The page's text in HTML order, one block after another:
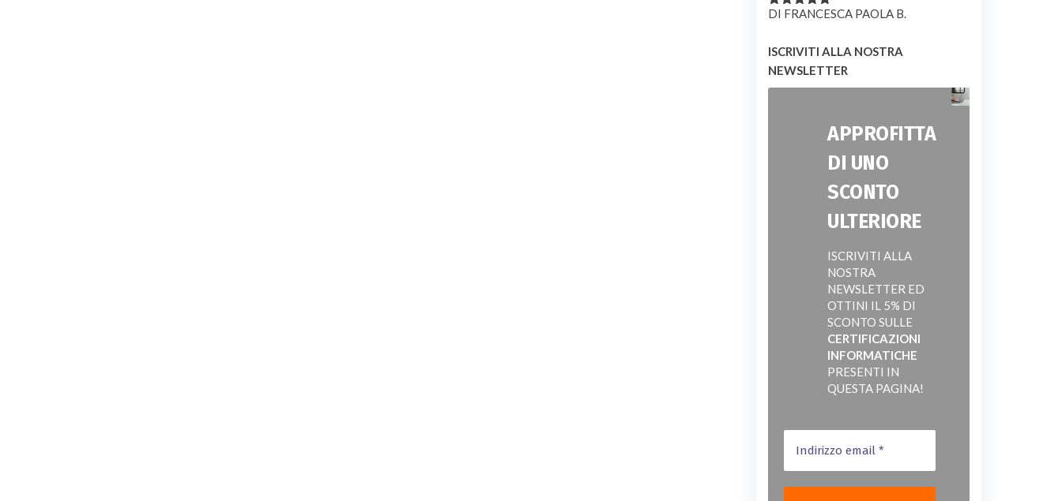
VALUTATO
DI FRANCESCA PAOLA B.
ISCRIVITI ALLA NOSTRA
NEWSLETTER
APPROFITTA
DI UNO
SCONTO
ULTERIORE
ISCRIVITI ALLA
NOSTRA
NEWSLETTER ED
OTTINI IL 5% DI
SCONTO SULLE
CERTIFICAZIONI
INFORMATICHE
PRESENTI IN
QUESTA PAGINA!